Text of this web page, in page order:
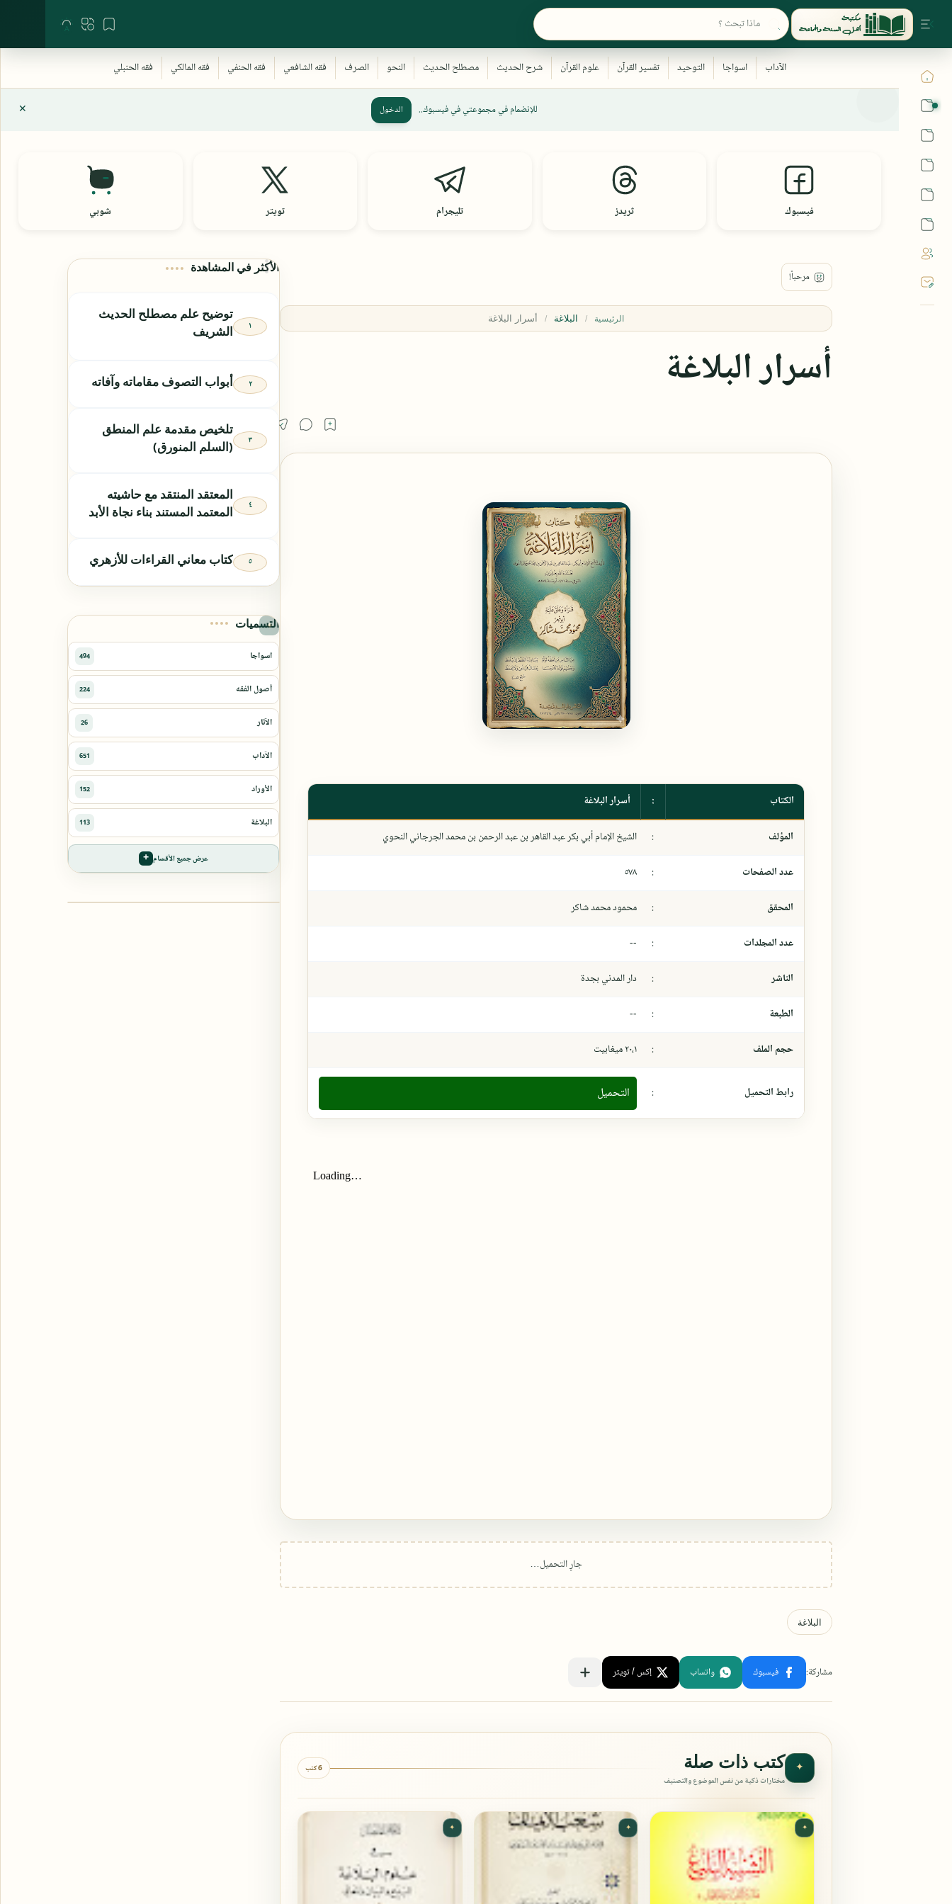
للإنضمام في مجموعتي في فيسبوك.. الدخول
فيسبوك ثريدز تليجرام تويتر شوبي
الرئيسية البلاغة
أسرار البلاغة
الكتاب : أسرار البلاغة
المؤلف : الشيخ الإمام أبي بكر عبد القاهر بن عبد الرحمن بن محمد الجرجاني النحوي
عدد الصفحات : ٥٧٨
المحقق : محمود محمد شاكر
عدد المجلدات :
--
الناشر : دار المدني بجدة
الطبعة :
--
حجم الملف : ٢٠،١ ميغابيت
رابط التحميل : التحميل
✦ كتب ذات صلة
مختارات ذكية من نفس الموضوع والتصنيف
6 كتب
✦
✦
✦
الأكثر في المشاهدة
توضيح علم مصطلح الحديث
الشريف
أبواب التصوف مقاماته وآفاته
تلخيص مقدمة علم المنطق
(السلم المنورق)
المعتقد المنتقد مع حاشيته
المعتمد المستند بناء نجاة الأبد
كتاب معاني القراءات للأزهري
التسميات
عرض جميع الأقسام